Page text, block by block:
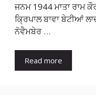
ਜਨਮ 1944 ਮਾਤਾ ਰਾਮ
ਕ੍ਰਿਪਾਲ ਬਾਵਾ ਬੇਟੀਆਂ
ਨੋਵੈਮਬੇਰ …
Read more